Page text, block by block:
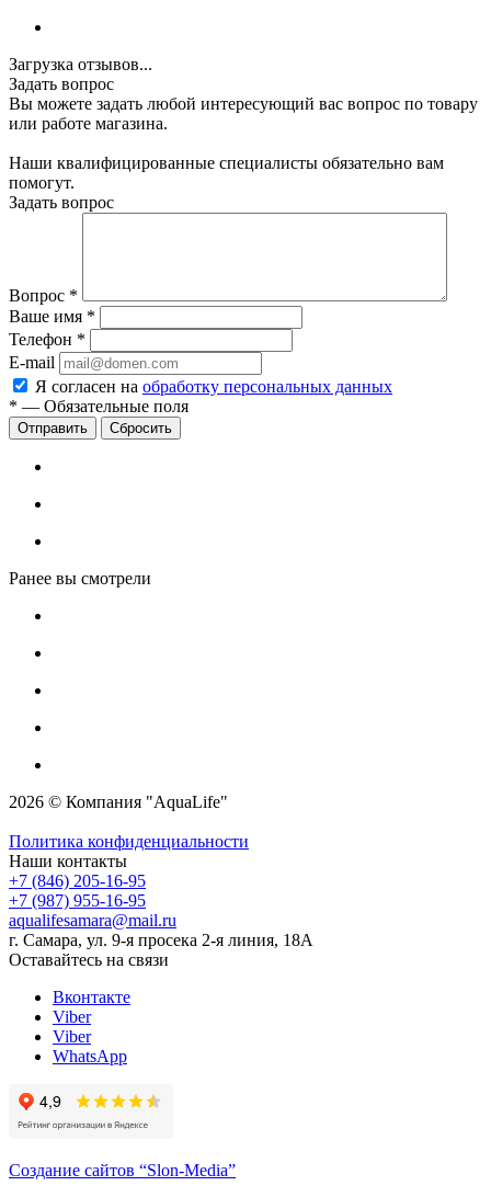
Загрузка отзывов...
Задать вопрос
Вы можете задать любой интересующий вас вопрос по товару
или работе магазина.
Наши квалифицированные специалисты обязательно вам
помогут.
Задать вопрос
Вопрос *
Ваше имя *
Телефон *
E-mail
Я согласен на обработку персональных данных
* — Обязательные поля
Сбросить
Ранее вы смотрели
2026 © Компания "AquaLife"
Политика конфиденциальности
Наши контакты
+7 (846) 205-16-95
+7 (987) 955-16-95
aqualifesamara@mail.ru
г. Самара, ул. 9-я просека 2-я линия, 18А
Оставайтесь на связи
Вконтакте
Viber
Viber
WhatsApp
Создание сайтов “Slon-Media”